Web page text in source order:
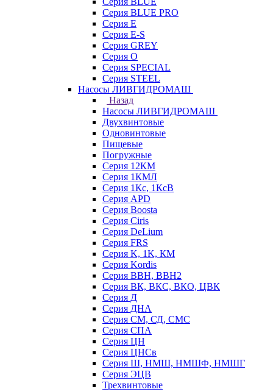
Серия BLUE PRO
Серия E
Серия E-S
Серия GREY
Серия O
Серия SPECIAL
Серия STEEL
Насосы ЛИВГИДРОМАШ
Назад
Насосы ЛИВГИДРОМАШ
Двухвинтовые
Одновинтовые
Пищевые
Погружные
Серия 12КМ
Серия 1КМЛ
Серия 1Кс, 1КсВ
Серия APD
Серия Boosta
Серия Ciris
Серия DeLium
Серия FRS
Серия K, 1K, КМ
Серия Kordis
Серия ВВН, ВВН2
Серия ВК, ВКС, ВКО, ЦВК
Серия Д
Серия ДНА
Серия СМ, СД, СМС
Серия СПА
Серия ЦН
Серия ЦНСв
Серия Ш, НМШ, НМШФ, НМШГ
Серия ЭЦВ
Трехвинтовые